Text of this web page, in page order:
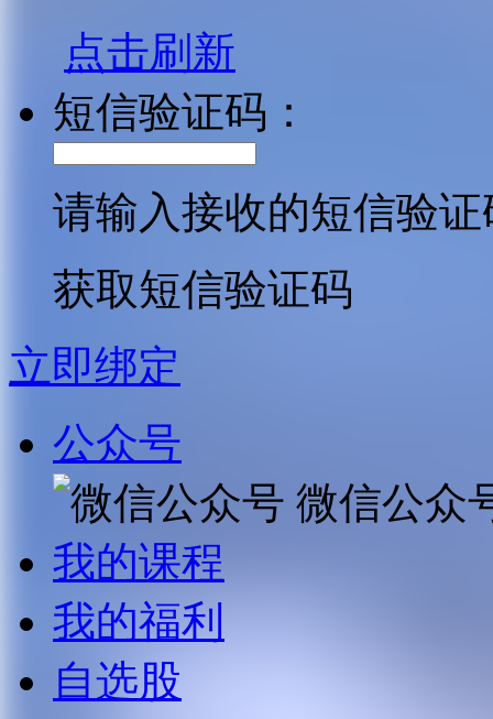
点击刷新
短信验证码：
请输入接收的短信验证
获取短信验证码
立即绑定
公众号
微信公众
我的课程
我的福利
自选股